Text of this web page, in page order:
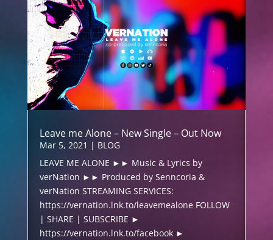
Leave me Alone – New Single – Out Now
Mar 5, 2021 | BLOG
LEAVE ME ALONE ►► Music & Lyrics by
verNation ►► Produced by Senncoria &
verNation STREAMING SERVICES:
https://vernation.lnk.to/leavemealone FOLLOW
| SHARE | SUBSCRIBE ►
https://vernation.lnk.to/facebook ►